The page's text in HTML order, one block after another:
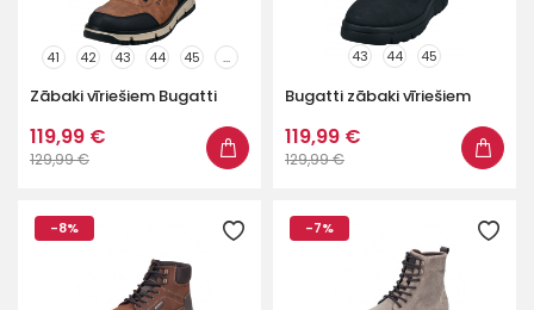
41 42 43 44 45 ...
Zābaki vīriešiem Bugatti
119,99 €
129,99 €
43 44 45
Bugatti zābaki vīriešiem
119,99 €
129,99 €
-8% -7%